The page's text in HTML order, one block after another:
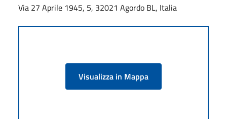
Via 27 Aprile 1945, 5, 32021 Agordo BL, Italia
Visualizza in Mappa